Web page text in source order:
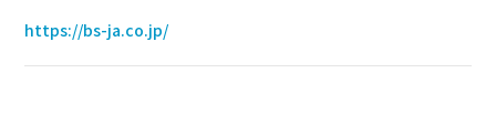
https://bs-ja.co.jp/